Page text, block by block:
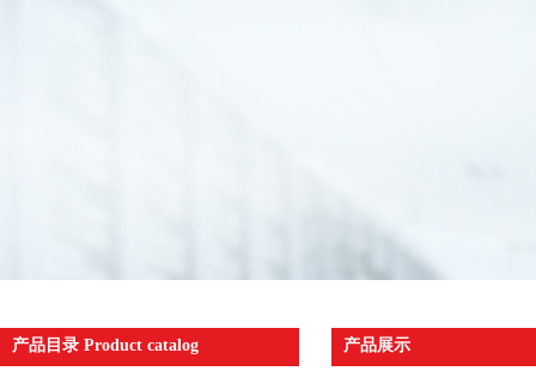
产品目录 Product catalog 产品展示